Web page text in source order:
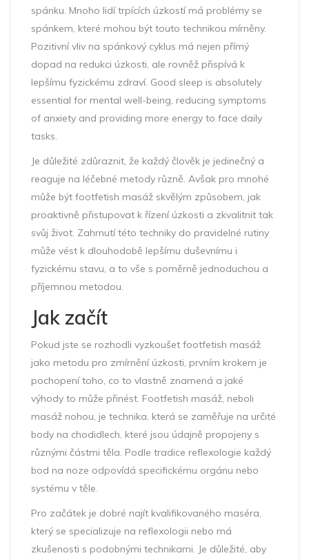
spánku. Mnoho lidí trpících úzkostí má problémy se
spánkem, které mohou být touto technikou mírněny.
Pozitivní vliv na spánkový cyklus má nejen přímý
dopad na redukci úzkosti, ale rovněž přispívá k
lepšímu fyzickému zdraví. Good sleep is absolutely
essential for mental well-being, reducing symptoms
of anxiety and providing more energy to face daily
tasks.
Je důležité zdůraznit, že každý člověk je jedinečný a
reaguje na léčebné metody různě. Avšak pro mnohé
může být footfetish masáž skvělým způsobem, jak
proaktivně přistupovat k řízení úzkosti a zkvalitnit tak
svůj život. Zahrnutí této techniky do pravidelné rutiny
může vést k dlouhodobě lepšímu duševnímu i
fyzickému stavu, a to vše s poměrně jednoduchou a
příjemnou metodou.
Jak začít
Pokud jste se rozhodli vyzkoušet footfetish masáž
jako metodu pro zmírnění úzkosti, prvním krokem je
pochopení toho, co to vlastně znamená a jaké
výhody to může přinést. Footfetish masáž, neboli
masáž nohou, je technika, která se zaměřuje na určité
body na chodidlech, které jsou údajně propojeny s
různými částmi těla. Podle tradice reflexologie každý
bod na noze odpovídá specifickému orgánu nebo
systému v těle.
Pro začátek je dobré najít kvalifikovaného maséra,
který se specializuje na reflexologii nebo má
zkušenosti s podobnými technikami. Je důležité, aby